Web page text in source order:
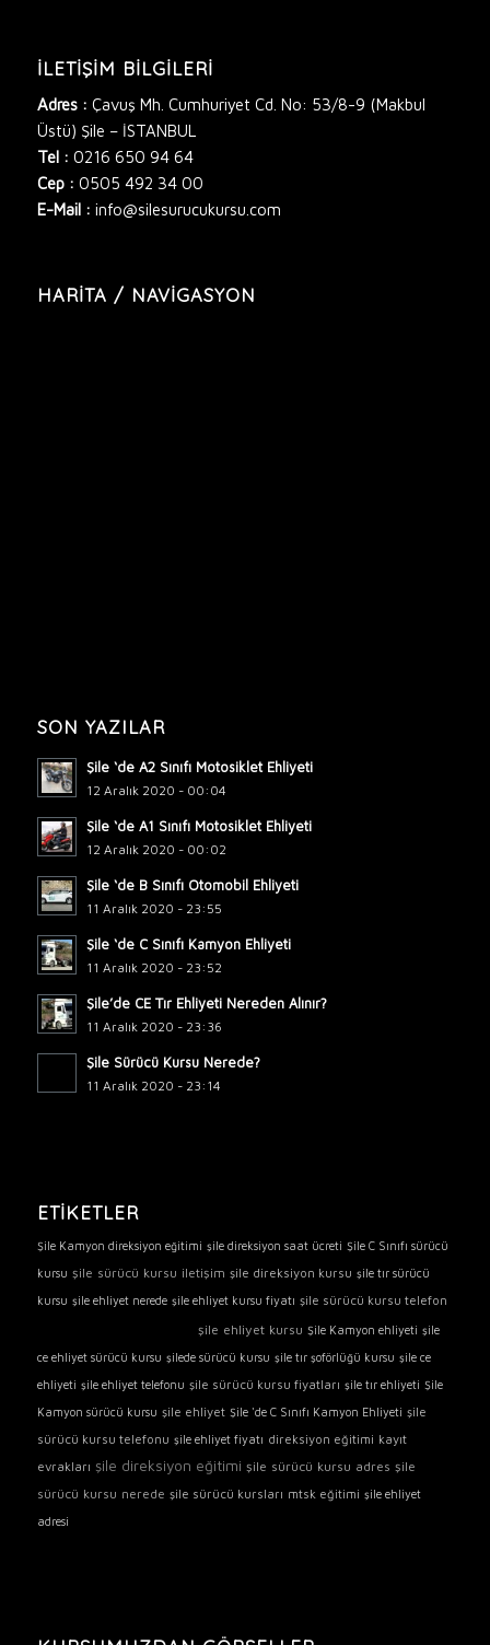
İLETIŞIM BILGILERI
Adres : Çavuş Mh. Cumhuriyet Cd. No: 53/8-9 (Makbul
Üstü) Şile – İSTANBUL
Tel : 0216 650 94 64
Cep : 0505 492 34 00
E-Mail : info@silesurucukursu.com
HARITA / NAVIGASYON
SON YAZILAR
Şile ‘de A2 Sınıfı Motosiklet Ehliyeti
12 Aralık 2020 - 00:04
Şile ‘de A1 Sınıfı Motosiklet Ehliyeti
12 Aralık 2020 - 00:02
Şile ‘de B Sınıfı Otomobil Ehliyeti
11 Aralık 2020 - 23:55
Şile ‘de C Sınıfı Kamyon Ehliyeti
11 Aralık 2020 - 23:52
Şile’de CE Tır Ehliyeti Nereden Alınır?
11 Aralık 2020 - 23:36
Şile Sürücü Kursu Nerede?
11 Aralık 2020 - 23:14
ETIKETLER
Şile Kamyon direksiyon eğitimi şile direksiyon saat ücreti Şile C Sınıfı sürücü
kursu şile sürücü kursu iletişim şile direksiyon kursu şile tır sürücü
kursu şile ehliyet nerede şile ehliyet kursu fiyatı şile sürücü kursu telefon
şile ehliyet kursu Şile Kamyon ehliyeti şile
ce ehliyet sürücü kursu şilede sürücü kursu şile tır şoförlüğü kursu şile ce
ehliyeti şile ehliyet telefonu şile sürücü kursu fiyatları şile tır ehliyeti Şile
Kamyon sürücü kursu şile ehliyet Şile 'de C Sınıfı Kamyon Ehliyeti şile
sürücü kursu telefonu şile ehliyet fiyatı direksiyon eğitimi kayıt
evrakları şile direksiyon eğitimi şile sürücü kursu adres şile
sürücü kursu nerede şile sürücü kursları mtsk eğitimi şile ehliyet
adresi